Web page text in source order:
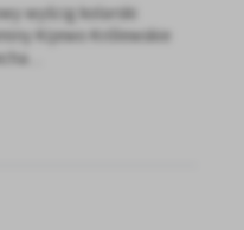
wyścig kolarski
Kijewo Królewskie